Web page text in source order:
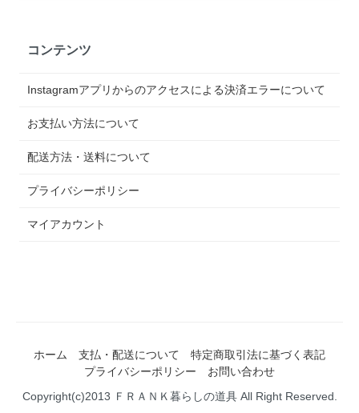
コンテンツ
Instagramアプリからのアクセスによる決済エラーについて
お支払い方法について
配送方法・送料について
プライバシーポリシー
マイアカウント
ホーム 支払・配送について
特定商取引法に基づく表記
プライバシーポリシー
お問い合わせ
Copyright(c)2013 ＦＲＡＮＫ暮らしの道具 All Right Reserved.